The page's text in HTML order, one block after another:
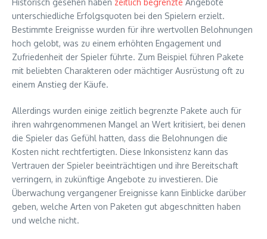
unterschiedliche Erfolgsquoten bei den Spielern erzielt.
Bestimmte Ereignisse wurden für ihre wertvollen Belohnungen
hoch gelobt, was zu einem erhöhten Engagement und
Zufriedenheit der Spieler führte. Zum Beispiel führen Pakete
mit beliebten Charakteren oder mächtiger Ausrüstung oft zu
einem Anstieg der Käufe.
Allerdings wurden einige zeitlich begrenzte Pakete auch für
ihren wahrgenommenen Mangel an Wert kritisiert, bei denen
die Spieler das Gefühl hatten, dass die Belohnungen die
Kosten nicht rechtfertigten. Diese Inkonsistenz kann das
Vertrauen der Spieler beeinträchtigen und ihre Bereitschaft
verringern, in zukünftige Angebote zu investieren. Die
Überwachung vergangener Ereignisse kann Einblicke darüber
geben, welche Arten von Paketen gut abgeschnitten haben
und welche nicht.